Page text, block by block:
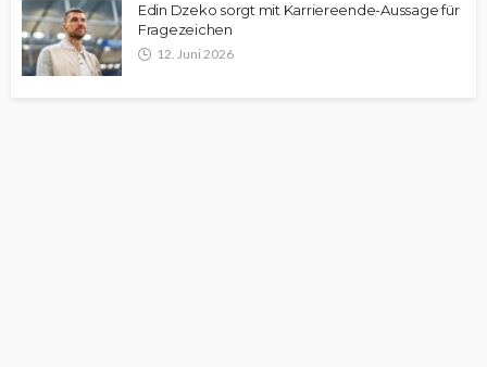
Edin Dzeko sorgt mit Karriereende-Aussage für
Fragezeichen
12. Juni 2026